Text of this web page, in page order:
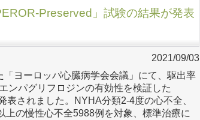
Preserved」試験の結果が発表
2021/09/03
ヨーロッパ心臓病学会会議」にて、駆出率
ンパグリフロジンの有効性を検証した
表されました。NYHA分類2-4度の心不全、
の慢性心不全5988例を対象、標準治療に